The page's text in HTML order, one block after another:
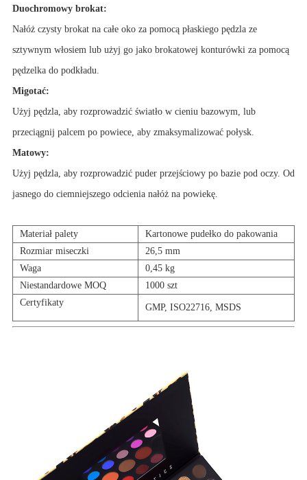
Duochromowy brokat:
Nałóż czysty brokat na całe oko za pomocą płaskiego pędzla ze
sztywnym włosiem lub użyj go jako brokatowej konturówki za pomocą
pędzelka do podkładu.
Migotać:
Użyj pędzla, aby rozprowadzić światło w cieniu bazowym, lub
przeciągnij palcem po powiece, aby zmaksymalizować połysk.
Matowy:
Użyj pędzla, aby rozprowadzić puder przejściowy po bazie pod oczy. Od
jasnego do ciemniejszego odcienia nałóż na powiekę.
Materiał palety
Kartonowe pudełko do pakowania
Rozmiar miseczki
26,5 mm
Waga
0,45 kg
Niestandardowe MOQ
1000 szt
Certyfikaty
GMP, ISO22716, MSDS